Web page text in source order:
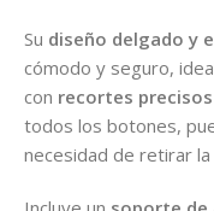
Su diseño delgado y
cómodo y seguro,
con recortes precisos
todos los botones,
necesidad de retirar la